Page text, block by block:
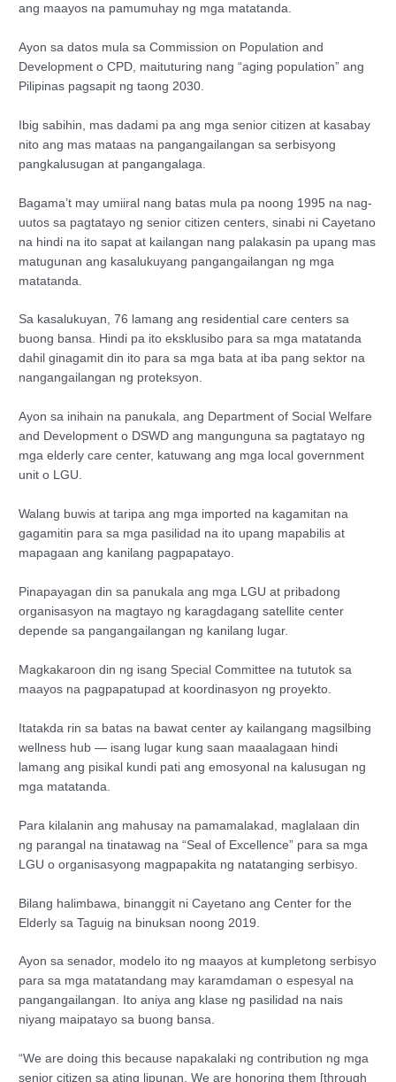
ang maayos na pamumuhay ng mga matatanda.
Ayon sa datos mula sa Commission on Population and
Development o CPD, maituturing nang “aging population” ang
Pilipinas pagsapit ng taong 2030.
Ibig sabihin, mas dadami pa ang mga senior citizen at kasabay
nito ang mas mataas na pangangailangan sa serbisyong
pangkalusugan at pangangalaga.
Bagama’t may umiiral nang batas mula pa noong 1995 na nag-
uutos sa pagtatayo ng senior citizen centers, sinabi ni Cayetano
na hindi na ito sapat at kailangan nang palakasin pa upang mas
matugunan ang kasalukuyang pangangailangan ng mga
matatanda.
Sa kasalukuyan, 76 lamang ang residential care centers sa
buong bansa. Hindi pa ito eksklusibo para sa mga matatanda
dahil ginagamit din ito para sa mga bata at iba pang sektor na
nangangailangan ng proteksyon.
Ayon sa inihain na panukala, ang Department of Social Welfare
and Development o DSWD ang mangunguna sa pagtatayo ng
mga elderly care center, katuwang ang mga local government
unit o LGU.
Walang buwis at taripa ang mga imported na kagamitan na
gagamitin para sa mga pasilidad na ito upang mapabilis at
mapagaan ang kanilang pagpapatayo.
Pinapayagan din sa panukala ang mga LGU at pribadong
organisasyon na magtayo ng karagdagang satellite center
depende sa pangangailangan ng kanilang lugar.
Magkakaroon din ng isang Special Committee na tututok sa
maayos na pagpapatupad at koordinasyon ng proyekto.
Itatakda rin sa batas na bawat center ay kailangang magsilbing
wellness hub — isang lugar kung saan maaalagaan hindi
lamang ang pisikal kundi pati ang emosyonal na kalusugan ng
mga matatanda.
Para kilalanin ang mahusay na pamamalakad, maglalaan din
ng parangal na tinatawag na “Seal of Excellence” para sa mga
LGU o organisasyong magpapakita ng natatanging serbisyo.
Bilang halimbawa, binanggit ni Cayetano ang Center for the
Elderly sa Taguig na binuksan noong 2019.
Ayon sa senador, modelo ito ng maayos at kumpletong serbisyo
para sa mga matatandang may karamdaman o espesyal na
pangangailangan. Ito aniya ang klase ng pasilidad na nais
niyang maipatayo sa buong bansa.
“We are doing this because napakalaki ng contribution ng mga
senior citizen sa ating lipunan. We are honoring them [through